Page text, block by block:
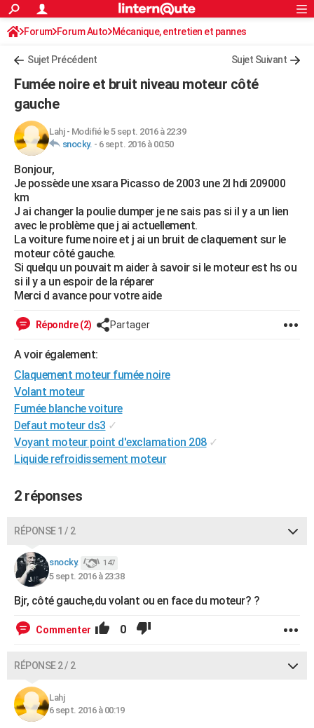
ACTUALITÉS
Politique
Société
Faits Divers
Education
Monde
Villes
+
Programme TV
Streaming
Sorties cinéma
FINANCE
Retraite
Impôts
Epargne
Immobilier
Risques naturels par ville
Banque
Assurance
Crédit
AUTO
Essais
Réserver un essai
Citadines
Berlines
SUV
Forum auto
HIGH-TECH
Mobiles
Meilleur smartphone
Internet
Ordinateurs
Jeux vidéo
Guide high-tech
+BRICOLAGE
Forum
Aménagement intérieur
Extérieur
Cuisine
Salle de bains
Jardinage
Rangement
WEEK-END
Guides de France
Escapades
Patrimoine
Expositions
Musées
Week-end nature
+LIFESTYLE
Art de vivre
Bien-être
Loisirs
Mode
Modes de vie
SANTE
Alimentation
Guide de la santé
Maladies
Médicaments
Sommeil
VOYAGE
Destinations
City break
Voyage nature
Voyage de noces
Forum
Climat
PHOTO
GUIDES D'ACHAT
BONS PLANS
CARTE DE VOEUX
Carte de Noël
Carte Bonne année
Carte Saint-Valentin
Carte Pâques
Carte d'anniversaire
DICTIONNAIRE
COPAINS D'AVANT
S'inscrire
Se connecter
Lycées
Collèges
Primaires
Universités
Entreprises
Service militaire
Avis de recherche
AVIS DE DÉCÈS
FORUM
Bricolage
Lifestyle
Culture
Sport
Auto
Television
Voyage
Cinema
Rechercher
S'inscrire
Connexion
Forum Forum Auto Mécanique, entretien et pannes
Sujet Précédent Sujet Suivant
Fumée noire et bruit niveau moteur côté
gauche
Lahj- Modifié le 5 sept. 2016 à 22:39
snocky. - 6 sept. 2016 à 00:50
Bonjour,
Je possède une xsara Picasso de 2003 une 2l hdi 209000
km
J ai changer la poulie dumper je ne sais pas si il y a un lien
avec le problème que j ai actuellement.
La voiture fume noire et j ai un bruit de claquement sur le
moteur côté gauche.
Si quelqu un pouvait m aider à savoir si le moteur est hs ou
si il y a un espoir de la réparer
Merci d avance pour votre aide
Répondre (2) Partager
A voir également:
Claquement moteur fumée noire
Volant moteur
Fumée blanche voiture
Defaut moteur ds3 ✓
Voyant moteur point d'exclamation 208 ✓
Liquide refroidissement moteur
2 réponses
RÉPONSE 1 / 2
snocky. 147
5 sept. 2016 à 23:38
Bjr, côté gauche,du volant ou en face du moteur? ?
Commenter 0
RÉPONSE 2 / 2
Lahj
6 sept. 2016 à 00:19